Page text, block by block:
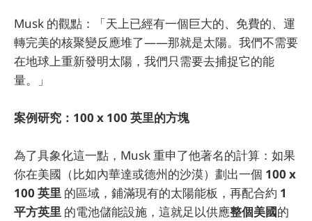
Musk 的觀點：「天上已經有一個巨大的、免費的、運
轉完美的核聚變反應堆了——那就是太陽。我們不需要
在地球上重新發明太陽，我們只需要去捕捉它的能
量。」
案例研究：100 x 100 英里的方塊
為了具象化這一點，Musk 重申了他著名的計算：如果
你在美國（比如內華達或德州的沙漠）劃出一個 100 x
100 英里 的區域，鋪滿現有的太陽能板，再配合約 1
平方英里 的電池儲能設施，這就足以供應整個美國的